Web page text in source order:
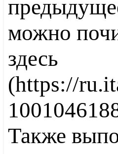
можно
здесь
(https://
Также